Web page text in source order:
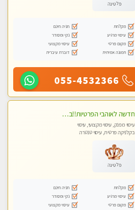
פלטינה
מקלחת
חניה חינם
עיסוי מרגיע
נקי ומסודר
מקום פרטי
עיסוי מקצועי
תמונה אמיתית
דוברת עיברית
055-4532366
חדשה לאוהבי הפרטיות!!בראשון לציון! מעסה vip מפנקת בקליניקה פרטית לחלוטין!!! לבד! לרציניים בלבד! מומלץ!
עיסוי מפנק, עיסוי מקצועי, עיסוי
בקלניקה פרטית, עיסוי טנטרה
פלטינה
מקלחת
חניה חינם
עיסוי מרגיע
נקי ומסודר
מקום פרטי
עיסוי מקצועי